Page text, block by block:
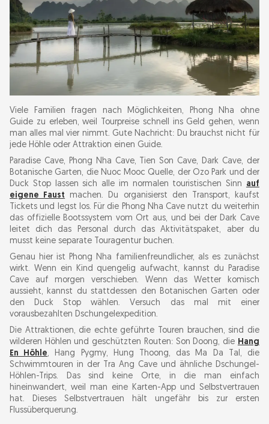
Viele Familien fragen nach Möglichkeiten, Phong Nha ohne
Guide zu erleben, weil Tourpreise schnell ins Geld gehen, wenn
man alles mal vier nimmt. Gute Nachricht: Du brauchst nicht für
jede Höhle oder Attraktion einen Guide.
Paradise Cave, Phong Nha Cave, Tien Son Cave, Dark Cave, der
Botanische Garten, die Nuoc Mooc Quelle, der Ozo Park und der
Duck Stop lassen sich alle im normalen touristischen Sinn auf
eigene Faust machen. Du organisierst den Transport, kaufst
Tickets und legst los. Für die Phong Nha Cave nutzt du weiterhin
das offizielle Bootssystem vom Ort aus, und bei der Dark Cave
leitet dich das Personal durch das Aktivitätspaket, aber du
musst keine separate Touragentur buchen.
Genau hier ist Phong Nha familienfreundlicher, als es zunächst
wirkt. Wenn ein Kind quengelig aufwacht, kannst du Paradise
Cave auf morgen verschieben. Wenn das Wetter komisch
aussieht, kannst du stattdessen den Botanischen Garten oder
den Duck Stop wählen. Versuch das mal mit einer
vorausbezahlten Dschungelexpedition.
Die Attraktionen, die echte geführte Touren brauchen, sind die
wilderen Höhlen und geschützten Routen: Son Doong, die Hang
En Höhle, Hang Pygmy, Hung Thoong, das Ma Da Tal, die
Schwimmtouren in der Tra Ang Cave und ähnliche Dschungel-
Höhlen-Trips. Das sind keine Orte, in die man einfach
hineinwandert, weil man eine Karten-App und Selbstvertrauen
hat. Dieses Selbstvertrauen hält ungefähr bis zur ersten
Flussüberquerung.